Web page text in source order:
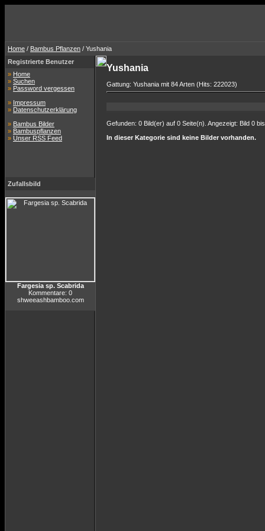
Home / Bambus Pflanzen / Yushania
Registrierte Benutzer
» Home
» Suchen
» Password vergessen
» Impressum
» Datenschutzerklärung
» Bambus Bilder
» Bambuspflanzen
» Unser RSS Feed
Zufallsbild
Fargesia sp. Scabrida
Kommentare: 0
shweeashbamboo.com
Yushania
Gattung: Yushania mit 84 Arten (Hits: 222023)
Gefunden: 0 Bild(er) auf 0 Seite(n). Angezeigt: Bild 0
In dieser Kategorie sind keine Bilder vorhanden.